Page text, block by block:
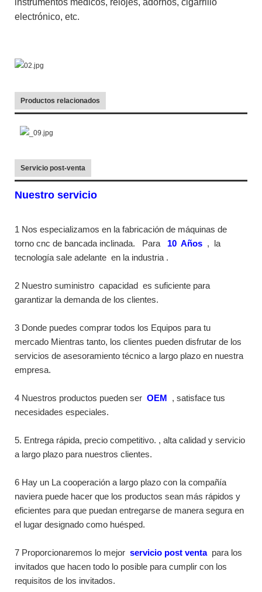
electrónico, etc.
Productos relacionados
Servicio post-venta
Nuestro servicio
1 Nos especializamos en la fabricación de máquinas de
torno cnc de bancada inclinada.
Para 10 Años ,
la
tecnología sale adelante en la industria .
2 Nuestro suministro capacidad
es suficiente para
garantizar la demanda de los clientes.
3 Donde puedes comprar todos los Equipos para tu
mercado Mientras tanto, los clientes pueden disfrutar de los
servicios de asesoramiento técnico a largo plazo en nuestra
empresa.
4 Nuestros productos pueden ser OEM
, satisface tus
necesidades especiales.
5. Entrega rápida, precio competitivo. , alta calidad y servicio
a largo plazo para nuestros clientes.
6 Hay un La cooperación a largo plazo con la compañía
naviera puede hacer que los productos sean más rápidos y
eficientes para que puedan entregarse de manera segura en
el lugar designado como huésped.
7 Proporcionaremos lo mejor servicio post venta para los
invitados que hacen todo lo posible para cumplir con los
requisitos de los invitados.